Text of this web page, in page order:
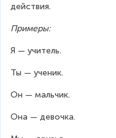
действия.
Примеры:
Я — учитель.
Ты — ученик.
Он — мальчик.
Она — девочка.